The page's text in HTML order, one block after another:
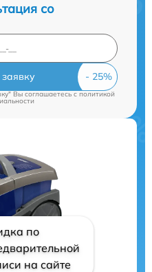
со
Вы соглашаетесь c политикой
по
на сайте